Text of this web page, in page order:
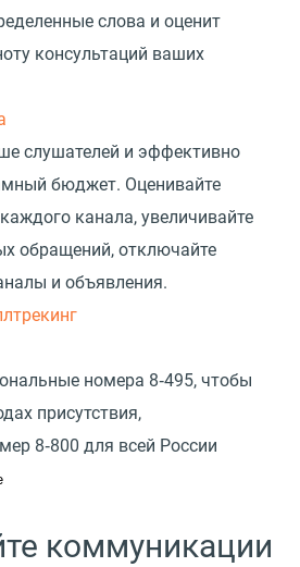
слова и оценит
консультаций ваших
слушателей и эффективно
бюджет. Оценивайте
канала, увеличивайте
обращений, отключайте
и объявления.
номера 8‑495, чтобы
присутствия,
8‑800 для всей России
коммуникации